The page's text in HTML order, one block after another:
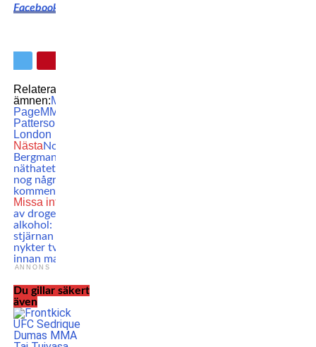
Facebook
Relaterade
ämnen:Michael
PageMMA
Patterson
London
NästaNova
Bergman om
näthatet: ”Det är
nog några tusen
kommentarer”
Missa inte
av droger och
alkohol: UFC-
stjärnan var bara
nykter två veckor
innan match
ANNONS
Du gillar säkert
även